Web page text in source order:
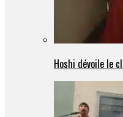
Hoshi dévoile le